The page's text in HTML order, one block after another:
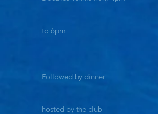
to 6pm
Followed by dinner
hosted by the club